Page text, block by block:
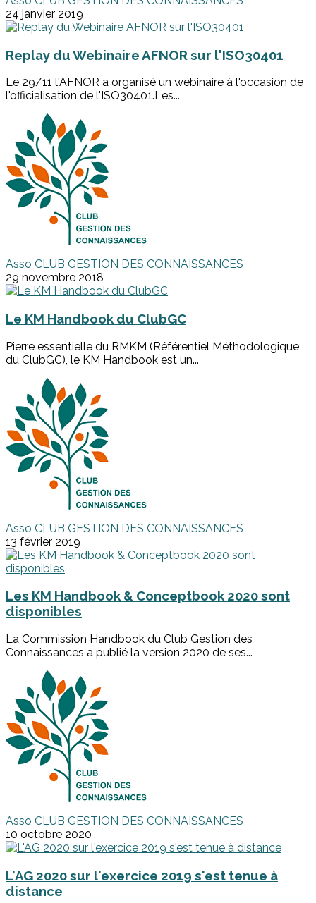
24 janvier 2019
Replay du Webinaire AFNOR sur l'ISO30401
Le 29/11 l'AFNOR a organisé un webinaire à l'occasion de
l'officialisation de l'ISO30401.Les...
Asso CLUB GESTION DES CONNAISSANCES
29 novembre 2018
Le KM Handbook du ClubGC
Pierre essentielle du RMKM (Référentiel Méthodologique
du ClubGC), le KM Handbook est un...
Asso CLUB GESTION DES CONNAISSANCES
13 février 2019
Les KM Handbook & Conceptbook 2020 sont
disponibles
La Commission Handbook du Club Gestion des
Connaissances a publié la version 2020 de ses...
Asso CLUB GESTION DES CONNAISSANCES
10 octobre 2020
L'AG 2020 sur l'exercice 2019 s'est tenue à
distance